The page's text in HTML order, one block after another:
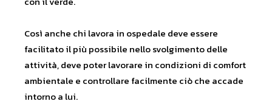
Così anche chi lavora in ospedale deve essere
facilitato il più possibile nello svolgimento delle
attività, deve poter lavorare in condizioni di comfort
ambientale e controllare facilmente ciò che accade
intorno a lui.